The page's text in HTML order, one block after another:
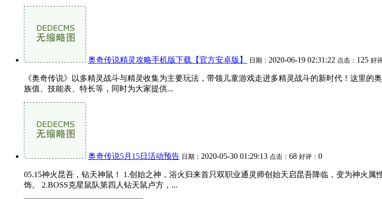
奥奇传说精灵攻略手机版下载【官方安卓版】 日期： 2020-06-19 02:31:22 点击： 125 好
《奥奇传说》以多精灵战斗与精灵收集为主要玩法，带领儿童游戏走进多精灵战斗的新时代！这里
族值、技能表、特长等，同时为大家提供...
奥奇传说5月15日活动预告 日期： 2020-05-30 01:29:13 点击： 68 好评： 0
05.15神火昆吾，钻天神鼠！ 1.创始之神，浴火归来首只双职业通灵师创始天启昆吾降临，变为神火
饰。 2.BOSS克星鼠队第四人钻天鼠卢方，...